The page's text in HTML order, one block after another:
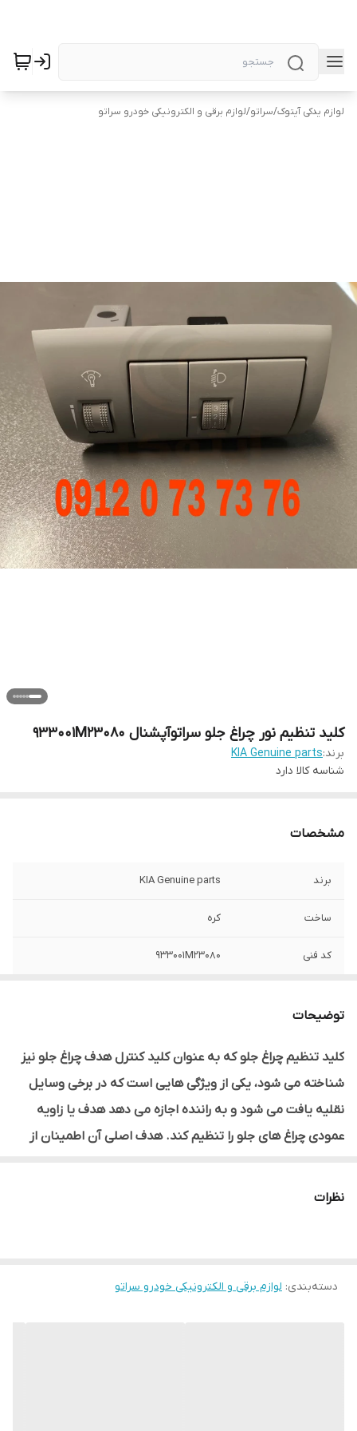
لوازم یدکی آیتوک/سراتو/لوازم برقی و الکترونیکی خودرو سراتو
کلید تنظیم نور چراغ جلو سراتوآپشنال 933001M23080
برند:KIA Genuine parts
شناسه کالا دارد
مشخصات
برند KIA Genuine parts
ساخت کره
کد فنی 933001M23080
نوع محصول وارداتی
توضیحات
کلید تنظیم چراغ جلو که به عنوان کلید کنترل هدف چراغ جلو نیز
شناخته می شود، یکی از ویژگی هایی است که در برخی وسایل
نقلیه یافت می شود و به راننده اجازه می دهد هدف یا زاویه
عمودی چراغ های جلو را تنظیم کند. هدف اصلی آن اطمینان از
و جلوگیری از کور شدن سایر رانندگان در جاده است.
نظرات
دسته‌بندی: لوازم برقی و الکترونیکی خودرو سراتو